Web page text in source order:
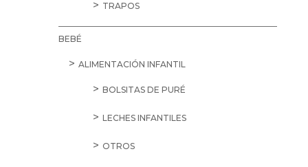
TRAPOS
BEBÉ
ALIMENTACIÓN INFANTIL
BOLSITAS DE PURÉ
LECHES INFANTILES
OTROS